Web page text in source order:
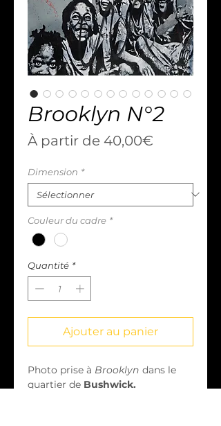
Brooklyn N°2
À partir de 40,00€
Dimension *
Couleur du cadre *
Quantité *
Ajouter au panier
Photo prise à Brooklyn dans le
quartier de Bushwick.